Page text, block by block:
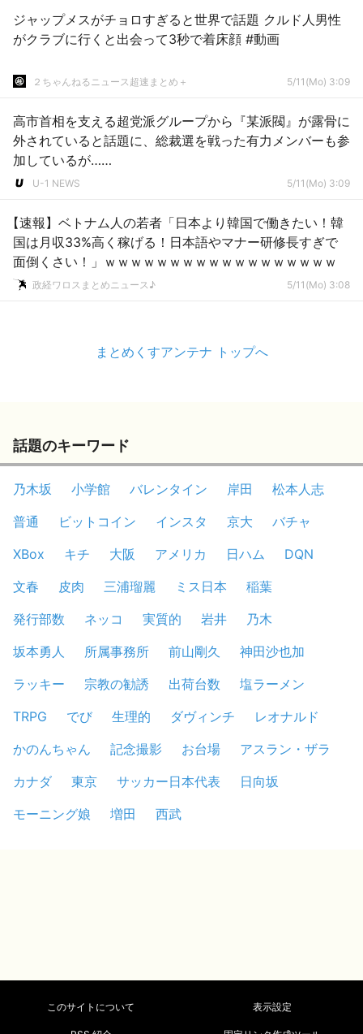
ジャップメスがチョロすぎると世界で話題 クルド人男性
がクラブに行くと出会って3秒で着床顔 #動画
２ちゃんねるニュース超速まとめ＋ 5/11(Mo) 3:09
高市首相を支える超党派グループから『某派閥』が露骨に
外されていると話題に、総裁選を戦った有力メンバーも参
加しているが……
U-1 NEWS 5/11(Mo) 3:09
【速報】ベトナム人の若者「日本より韓国で働きたい！韓
国は月収33%高く稼げる！日本語やマナー研修長すぎで
面倒くさい！」ｗｗｗｗｗｗｗｗｗｗｗｗｗｗｗｗｗｗ
政経ワロスまとめニュース♪ 5/11(Mo) 3:08
まとめくすアンテナ トップへ
話題のキーワード
乃木坂 小学館 バレンタイン 岸田
松本人志
普通
ビットコイン インスタ 京大
バチャ
XBox
キチ 大阪 アメリカ 日ハム
DQN
文春
皮肉 三浦瑠麗 ミス日本
稲葉
発行部数
ネッコ 実質的 岩井
乃木
坂本勇人
所属事務所 前山剛久
神田沙也加
ラッキー
宗教の勧誘 出荷台数
塩ラーメン
TRPG
でび 生理的 ダヴィンチ
レオナルド
かのんちゃん
記念撮影 お台場
アスラン・ザラ
カナダ
東京 サッカー日本代表
日向坂
モーニング娘
増田 西武
このサイトについて 表示設定